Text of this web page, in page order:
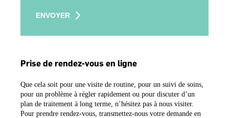
Prise de rendez-vous en ligne
Que cela soit pour une visite de routine, pour un suivi de soins,
pour un problème à régler rapidement ou pour discuter d’un
plan de traitement à long terme, n’hésitez pas à nous visiter.
Pour prendre rendez-vous, transmettez-nous votre demande en